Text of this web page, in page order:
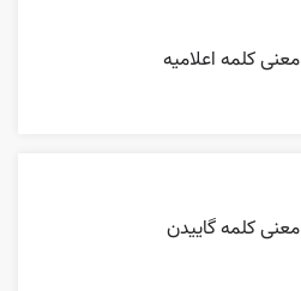
معنی کلمه اعلاميه
معنی کلمه گاییدن